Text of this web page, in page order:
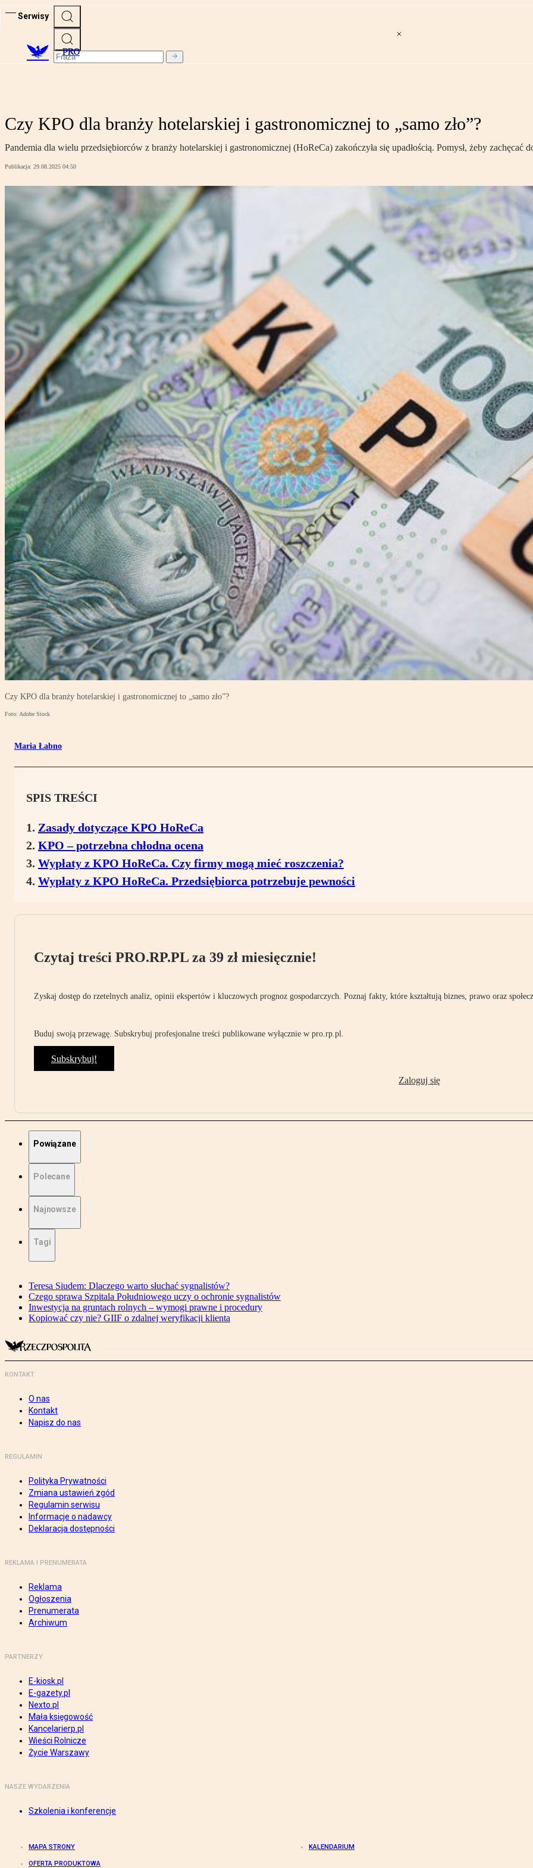
Serwisy
PRO
Czy KPO dla branży hotelarskiej i gastronomicznej to „samo zło”?
Pandemia dla wielu przedsiębiorców z branży hotelarskiej i gastronomicznej (HoReCa) zakończyła się upadłością. Pomysł, żeby zachęcać
Publikacja: 29.08.2025 04:50
Czy KPO dla branży hotelarskiej i gastronomicznej to „samo zło”?
Foto: Adobe Stock
Maria Łabno
SPIS TREŚCI
Zasady dotyczące KPO HoReCa
KPO – potrzebna chłodna ocena
Wypłaty z KPO HoReCa. Czy firmy mogą mieć roszczenia?
Wypłaty z KPO HoReCa. Przedsiębiorca potrzebuje pewności
Czytaj treści PRO.RP.PL za 39 zł miesięcznie!
Zyskaj dostęp do rzetelnych analiz, opinii ekspertów i kluczowych prognoz gospodarczych. Poznaj fakty, które kształtują biznes, prawo oraz
Buduj swoją przewagę. Subskrybuj profesjonalne treści publikowane wyłącznie w pro.rp.pl.
Subskrybuj!
Zaloguj się
Powiązane
Polecane
Najnowsze
Tagi
Teresa Siudem: Dlaczego warto słuchać sygnalistów?
Czego sprawa Szpitala Południowego uczy o ochronie sygnalistów
Inwestycja na gruntach rolnych – wymogi prawne i procedury
Kopiować czy nie? GIIF o zdalnej weryfikacji klienta
KONTAKT
O nas
Kontakt
Napisz do nas
REGULAMIN
Polityka Prywatności
Zmiana ustawień zgód
Regulamin serwisu
Informacje o nadawcy
Deklaracja dostępności
REKLAMA I PRENUMERATA
Reklama
Ogłoszenia
Prenumerata
Archiwum
PARTNERZY
E-kiosk.pl
E-gazety.pl
Nexto.pl
Mała księgowość
Kancelarierp.pl
Wieści Rolnicze
Życie Warszawy
NASZE WYDARZENIA
Szkolenia i konferencje
MAPA STRONY KALENDARIUM
OFERTA PRODUKTOWA